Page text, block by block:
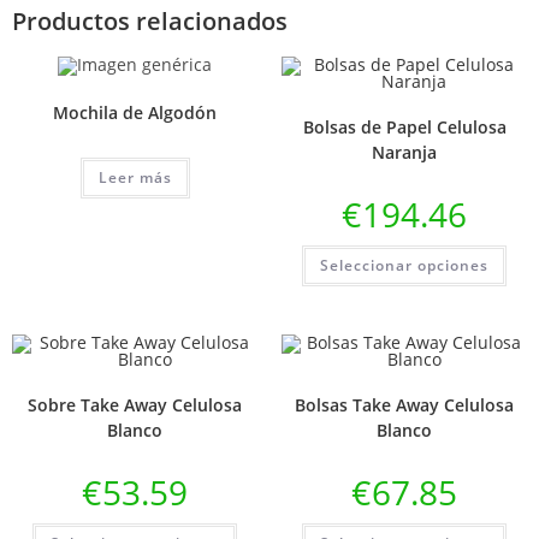
Productos relacionados
Mochila de Algodón
Leer más
Bolsas de Papel Celulosa
Naranja
€194.46
Seleccionar opciones
Sobre Take Away Celulosa
Blanco
€53.59
Bolsas Take Away Celulosa
Blanco
€67.85